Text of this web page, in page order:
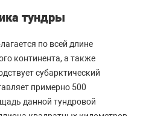
тундры
по всей длине
континента, а также
субарктический
примерно 500
данной тундровой